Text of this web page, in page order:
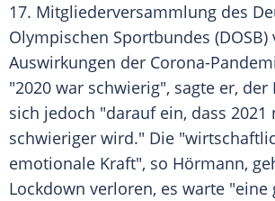
17. Mitgliederversammlung des
Olympischen Sportbundes (DOSB)
Auswirkungen der Corona-
"2020 war schwierig", sagte er, der
sich jedoch "darauf ein, dass 2021
schwieriger wird." Die
emotionale Kraft", so Hörmann,
Lockdown verloren, es warte "eine